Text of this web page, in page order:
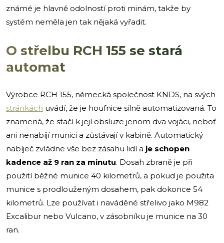
známé je hlavně odolností proti minám, takže by
systém neměla jen tak nějaká vyřadit.
O střelbu RCH 155 se stará
automat
Výrobce RCH 155, německá společnost KNDS, na svých
stránkách uvádí, že je houfnice silně automatizovaná. To
znamená, že stačí k její obsluze jenom dva vojáci, neboť
ani nenabíjí munici a zůstávají v kabině. Automatický
nabíječ zvládne vše bez zásahu lidí a je schopen
kadence až 9 ran za minutu. Dosah zbraně je při
použití běžné munice 40 kilometrů, a pokud je použita
munice s prodlouženým dosahem, pak dokonce 54
kilometrů. Lze používat i naváděné střelivo jako M982
Excalibur nebo Vulcano, v zásobníku je munice na 30
ran.